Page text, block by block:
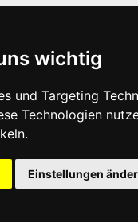
wichtig
und Targeting
Technologien
Einstellungen